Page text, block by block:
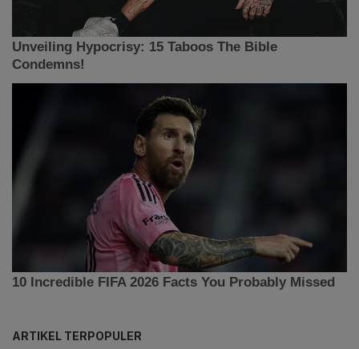
ARTIKEL TERPOPULER